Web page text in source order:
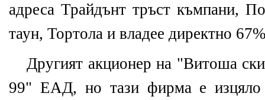
адреса Трайдънт тръст къмпани,
таун, Тортола и владее директно
Другият акционер на "Витоша
99" EАД, но тази фирма е изцяло